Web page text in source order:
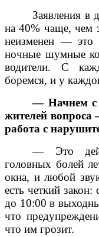
Заявления в
на 40% чаще, чем
неизменен — это
ночные шумные
водители. С
боремся, и у
— Начнем с
жителей
работа с
— Это
головных болей
окна, и любой
есть четкий
до 10:00 в
что
что им грозит.